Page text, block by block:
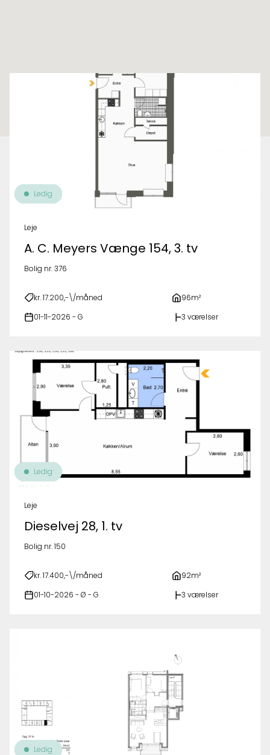
Ledig
Leje
A. C. Meyers Vænge 154, 3. tv
Bolig nr. 376
kr. 17.200,-\/måned 96m²
01-11-2026 - G 3 værelser
Ledig
Leje
Dieselvej 28, 1. tv
Bolig nr. 150
kr. 17.400,-\/måned 92m²
01-10-2026 - Ø - G 3 værelser
Ledig